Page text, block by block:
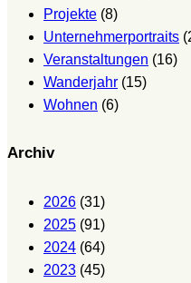
Projekte (8)
Unternehmerportraits
Veranstaltungen (16)
Wanderjahr (15)
Wohnen (6)
Archiv
2026 (31)
2025 (91)
2024 (64)
2023 (45)